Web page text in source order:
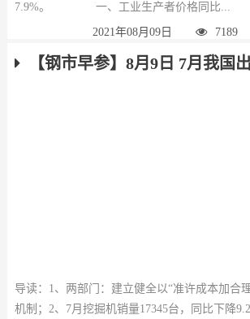
7.9%。 一、工业生产者价格同比...
2021年08月09日 7189
【钢市早参】8月9日 7月我国出口钢材同比增长35.6%，挖
导读：1、两部门：建立健全以“准许成本加合
机制；2、7月挖掘机销量17345台，同比下降